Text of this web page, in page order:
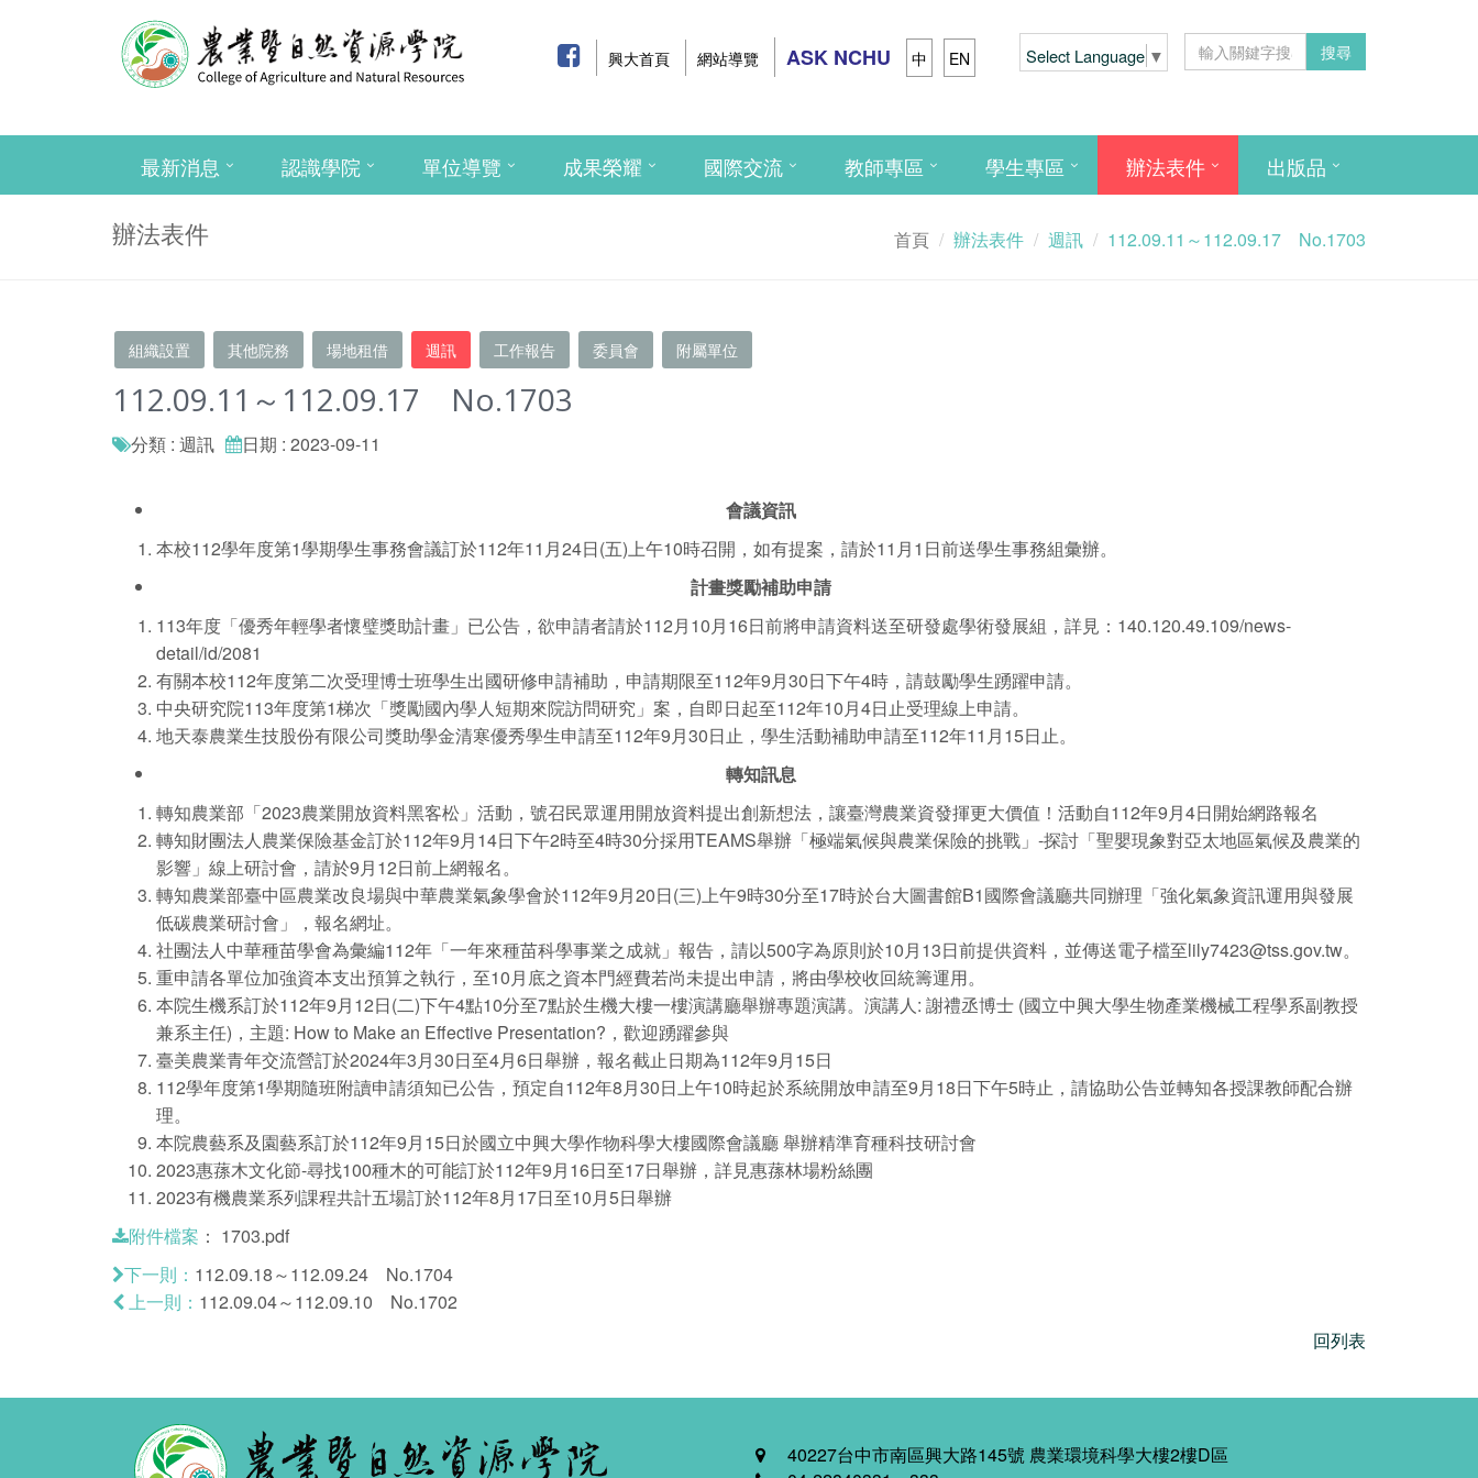
興大首頁 網站導覽 ASK NCHU 中 EN Select Language ▼ 搜尋
最新消息 認識學院 單位導覽 成果榮耀 國際交流 教師專區 學生專區 辦法表件 出版品
辦法表件 首頁 辦法表件 週訊 112.09.11～112.09.17 No.1703
組織設置 其他院務 場地租借 週訊 工作報告 委員會 附屬單位
112.09.11～112.09.17 No.1703
分類 : 週訊 日期 : 2023-09-11
會議資訊
本校112學年度第1學期學生事務會議訂於112年11月24日(五)上午10時召開，如有提案，請於11月1日前送學生事務組彙辦。
計畫獎勵補助申請
113年度「優秀年輕學者懷璧獎助計畫」已公告，欲申請者請於112月10月16日前將申請資料送至研發處學術發展組，詳見：140.120.49.109/news-
detail/id/2081
有關本校112年度第二次受理博士班學生出國研修申請補助，申請期限至112年9月30日下午4時，請鼓勵學生踴躍申請。
中央研究院113年度第1梯次「獎勵國內學人短期來院訪問研究」案，自即日起至112年10月4日止受理線上申請。
地天泰農業生技股份有限公司獎助學金清寒優秀學生申請至112年9月30日止，學生活動補助申請至112年11月15日止。
轉知訊息
轉知農業部「2023農業開放資料黑客松」活動，號召民眾運用開放資料提出創新想法，讓臺灣農業資發揮更大價值！活動自112年9月4日開始網路報名
轉知財團法人農業保險基金訂於112年9月14日下午2時至4時30分採用TEAMS舉辦「極端氣候與農業保險的挑戰」-探討「聖嬰現象對亞太地區氣候及農業的
影響」線上研討會，請於9月12日前上網報名。
轉知農業部臺中區農業改良場與中華農業氣象學會於112年9月20日(三)上午9時30分至17時於台大圖書館B1國際會議廳共同辦理「強化氣象資訊運用與發展
低碳農業研討會」，報名網址。
社團法人中華種苗學會為彙編112年「一年來種苗科學事業之成就」報告，請以500字為原則於10月13日前提供資料，並傳送電子檔至lily7423@tss.gov.tw。
重申請各單位加強資本支出預算之執行，至10月底之資本門經費若尚未提出申請，將由學校收回統籌運用。
本院生機系訂於112年9月12日(二)下午4點10分至7點於生機大樓一樓演講廳舉辦專題演講。演講人: 謝禮丞博士 (國立中興大學生物產業機械工程學系副教授
兼系主任)，主題: How to Make an Effective Presentation?，歡迎踴躍參與
臺美農業青年交流營訂於2024年3月30日至4月6日舉辦，報名截止日期為112年9月15日
112學年度第1學期隨班附讀申請須知已公告，預定自112年8月30日上午10時起於系統開放申請至9月18日下午5時止，請協助公告並轉知各授課教師配合辦
理。
本院農藝系及園藝系訂於112年9月15日於國立中興大學作物科學大樓國際會議廳 舉辦精準育種科技研討會
2023惠蓀木文化節-尋找100種木的可能訂於112年9月16日至17日舉辦，詳見惠蓀林場粉絲團
2023有機農業系列課程共計五場訂於112年8月17日至10月5日舉辦
附件檔案 ： 1703.pdf
下一則： 112.09.18～112.09.24 No.1704
上一則： 112.09.04～112.09.10 No.1702
回列表
40227台中市南區興大路145號 農業環境科學大樓2樓D區